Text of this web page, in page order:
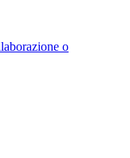
o